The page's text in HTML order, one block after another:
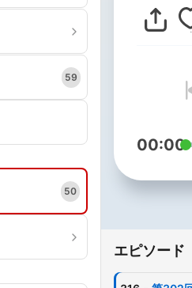
59
50
00:00
エピソード